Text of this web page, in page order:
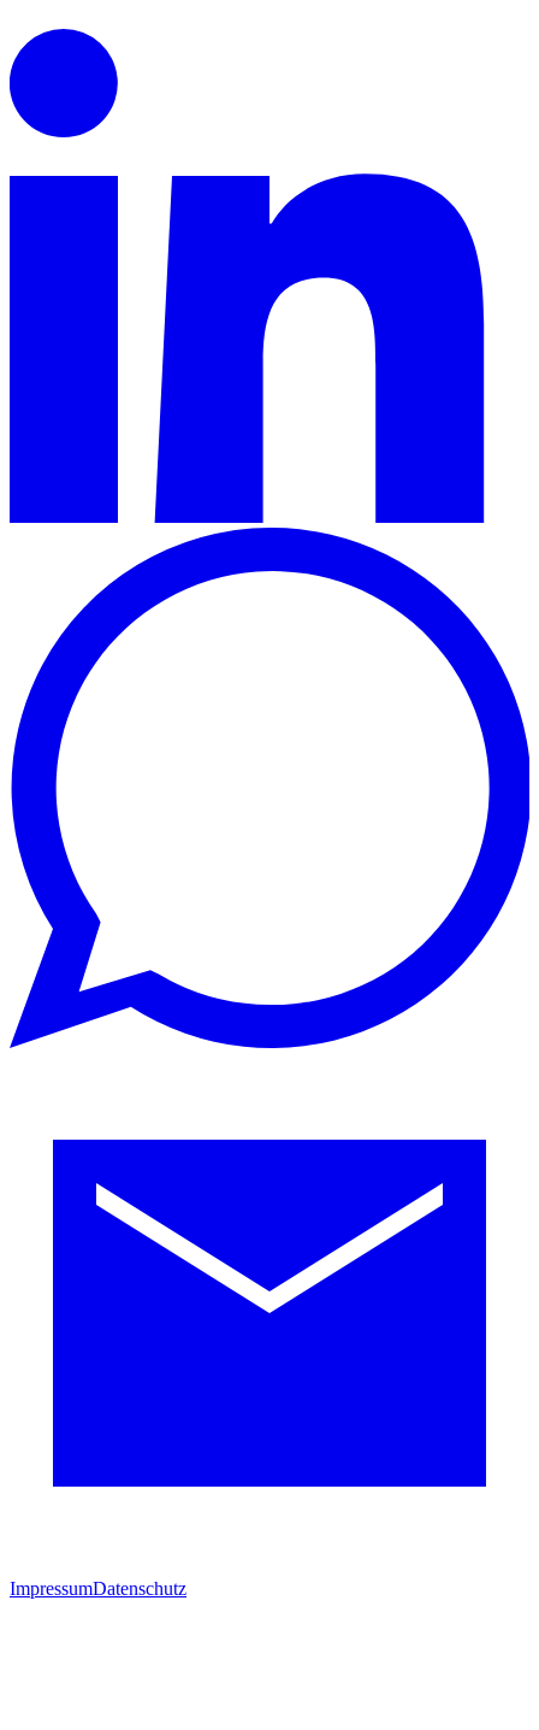
ImpressumDatenschutz